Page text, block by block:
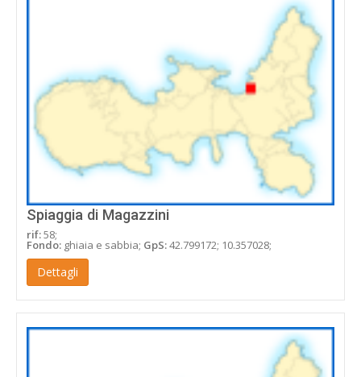
Spiaggia di Magazzini
rif:58;
Fondo: ghiaia e sabbia; GpS:42.799172; 10.357028;
Dettagli